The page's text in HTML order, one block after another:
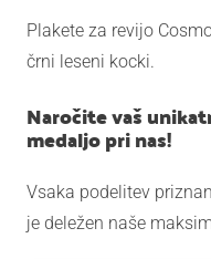
Plakete za revijo
črni leseni kocki.
Naročite vaš
medaljo pri nas!
Vsaka podelitev
je deležen naše